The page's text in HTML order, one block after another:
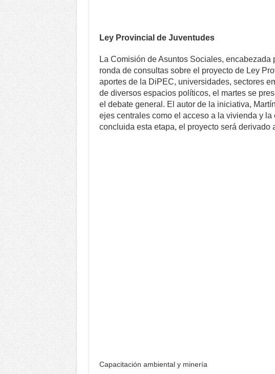
Ley Provincial de Juventudes
La Comisión de Asuntos Sociales, encabezada
ronda de consultas sobre el proyecto de Ley
aportes de la DiPEC, universidades, sectores
de diversos espacios políticos, el martes se
el debate general. El autor de la iniciativa,
ejes centrales como el acceso a la vivienda y
concluida esta etapa, el proyecto será
Capacitación ambiental y minería